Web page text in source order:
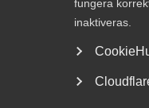
fungera
inaktiveras.
Almega
ny tjänst